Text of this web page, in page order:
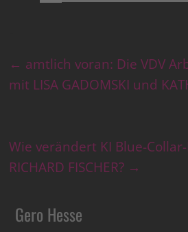
← amtlich voran: Die VDV
mit LISA GADOMSKI und
Wie verändert KI Blue-
RICHARD FISCHER? →
Gero Hesse